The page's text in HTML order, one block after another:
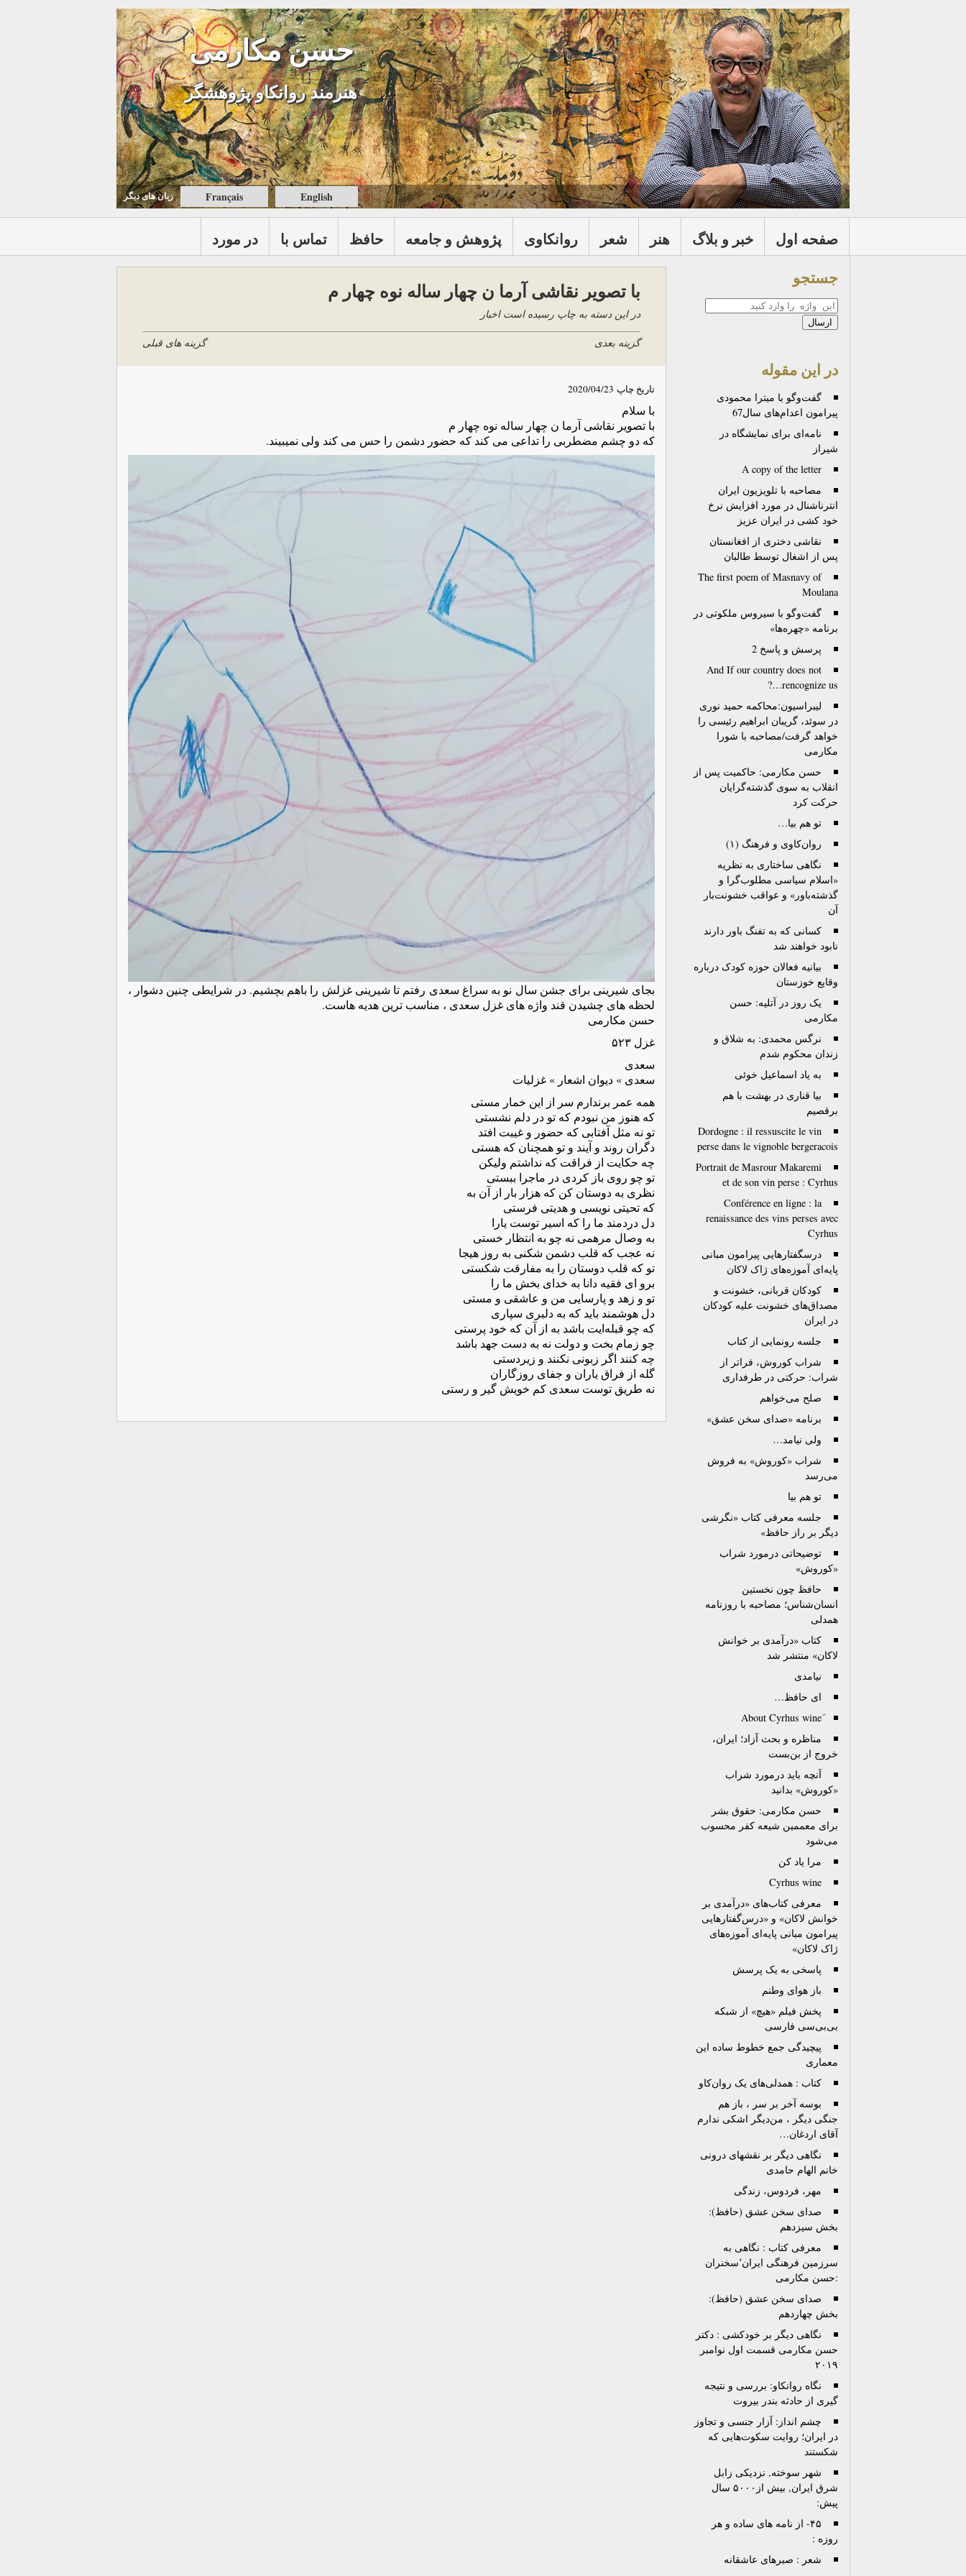
حسن مکارمی
هنرمند روانکاو پژوهشگر
زبان های ديگر Français English
در مورد تماس با حافظ پژوهش و جامعه روانكاوی شعر هنر خبر و بلاگ صفحه اول
با تصویر نقاشی آرما ن چهار ساله نوه چهار م
در این دسته به چاپ رسیده است اخبار
گزینه های قبلی گزینه بعدی
تاریخ چاپ 2020/04/23
با سلام
با تصویر نقاشی آرما ن چهار ساله نوه چهار م
که دو چشم مضطربی را تداعی می کند که حضور دشمن را حس می کند ولی نمیبیند.
بجای شیرینی برای جشن سال نو‌ به سراغ سعدی رفتم تا شیرینی غزلش را با‌هم بچشیم. در شرایطی چنین دشوار ،
لحظه های چشیدن قند واژه های غزل سعدی ، مناسب ترین هدیه هاست.
حسن مکارمی
غزل ۵۲۳
سعدی
سعدی » دیوان اشعار » غزلیات
همه عمر برندارم سر از این خمار مستی
که هنوز من نبودم که تو در دلم نشستی
تو نه مثل آفتابی که حضور و غیبت افتد
دگران روند و آیند و تو همچنان که هستی
چه حکایت از فراقت که نداشتم ولیکن
تو چو روی باز کردی در ماجرا ببستی
نظری به دوستان کن که هزار بار از آن به
که تحیتی نویسی و هدیتی فرستی
دل دردمند ما را که اسیر توست یارا
به وصال مرهمی نه چو به انتظار خستی
نه عجب که قلب دشمن شکنی به روز هیجا
تو که قلب دوستان را به مفارقت شکستی
برو ای فقیه دانا به خدای بخش ما را
تو و زهد و پارسایی من و عاشقی و مستی
دل هوشمند باید که به دلبری سپاری
که چو قبله‌ایت باشد به از آن که خود پرستی
چو زمام بخت و دولت نه به دست جهد باشد
چه کنند اگر زبونی نکنند و زیردستی
گله از فراق یاران و جفای روزگاران
نه طریق توست سعدی کم خویش گیر و رستی
جستجو
جستجو
در این مقوله
گفت‌وگو با میترا محمودی
پیرامون اعدام‌های سال67
نامه‌ای برای نمایشگاه در
شیراز
A copy of the letter
مصاحبه با تلویزیون ایران
انترناشنال در مورد افزایش نرخ
خود کشی در ایران عزیز
نقاشی دختری از افغانستان
پس از اشغال توسط طالبان
The first poem of Masnavy of
Moulana
گفت‌وگو با سیروس ملکوتی در
برنامه «چهره‌ها»
پرسش و پاسخ 2
And If our country does not
rencognize us…?
لیبراسیون:محاکمه حمید نوری
در سوئد، گریبان ابراهیم رئیسی را
خواهد گرفت/مصاحبه با شورا
مکارمی
حسن مکارمی: حاکمیت پس از
انقلاب به سوی گذشته‌گرایان
حرکت کرد
تو هم بیا…
روان‌کاوی و فرهنگ (۱)
نگاهی ساختاری به نظریه
«اسلام سیاسی مطلوب‌گرا و
گذشته‌باور» و عواقب خشونت‌بار
آن
کسانی که به تفنگ باور دارند
نابود خواهند شد
بیانیه فعالان حوزه کودک درباره
وقایع خوزستان
یک روز در آتلیه: حسن
مکارمی
نرگس محمدی: به شلاق و
زندان محکوم شدم
به یاد اسماعیل خوئی
بیا قناری در بهشت با هم
برقصیم
Dordogne : il ressuscite le vin
perse dans le vignoble bergeracois
Portrait de Masrour Makaremi
et de son vin perse : Cyrhus
Conférence en ligne : la
renaissance des vins perses avec
Cyrhus
درسگفتارهایی پیرامون مبانی
پایه‌ای آموزه‌های ژاک لاکان
کودکان قربانی، خشونت و
مصداق‌های خشونت علیه کودکان
در ایران
جلسه رونمایی از کتاب
شراب کوروش، فراتر از
شراب: حرکتی در طرفداری
صلح می‌خواهم
برنامه «صدای سخن عشق»
ولی نیامد…
شراب «کوروش» به فروش
می‌رسد
تو هم بیا
جلسه معرفی کتاب «نگرشی
دیگر بر راز حافظ»
توضیحاتی درمورد شراب
«کوروش»
حافظ چون نخستین
انسان‌شناس؛ مصاحبه با روزنامه
همدلی
کتاب «درآمدی بر خوانش
لاکان» منتشر شد
نیامدی
ای حافظ…
مناظره و بحث آزاد؛ ايران،
خروج از بن‌بست
آنچه باید درمورد شراب
«کوروش» بدانید
حسن مکارمی: حقوق بشر
برای معممین شیعه کفر محسوب
می‌شود
مرا یاد کن
Cyrhus wine
معرفی کتاب‌های «درآمدی بر
خوانش لاکان» و «درس‌گفتارهایی
پیرامون مبانی پایه‌ای آموزه‌های
ژاک لاکان»
پاسخی به یک پرسش
باز هوای وطنم
پخش فیلم «هیچ» از شبکه
بی‌بی‌سی فارسی
پیچیدگی جمع خطوط ساده این
معماری
کتاب : همدلی‌های یک روان‌کاو
بوسه آخر بر سر ، باز هم
جنگی دیگر ، من‌دیگر اشکی ندارم
آقای اردغان…
نگاهی دیگر بر نقشهای درونی
خانم الهام حامدی
مهر، فردوس، زندگی
صدای سخن عشق (حافظ):
بخش سیزدهم
معرفی کتاب : نگاهی به
سرزمین فرهنگی ایران٬سخنران
:حسن مکارمی
صدای سخن عشق (حافظ):
بخش چهاردهم
نگاهی دیگر بر خودکشی : دکتر
حسن مکارمی قسمت اول نوامبر
۲۰۱۹
نگاه روانکاو: بررسی و نتیجه
گیری از حادثه بندر بیروت
چشم انداز: آزار جنسی و تجاوز
در ایران؛ روایت سکوت‌هایی که
شکستند
شهر سوخته, نزدیکی زابل
شرق ایران, بیش از۵۰۰۰ سال
پیش:
۴۵- از نامه های ساده و هر
روزه :
شعر : صبرهای عاشقانه